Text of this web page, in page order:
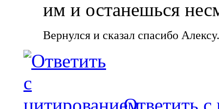
им и останешься
Вернулся и сказал спасибо Алексу.
Ответить с